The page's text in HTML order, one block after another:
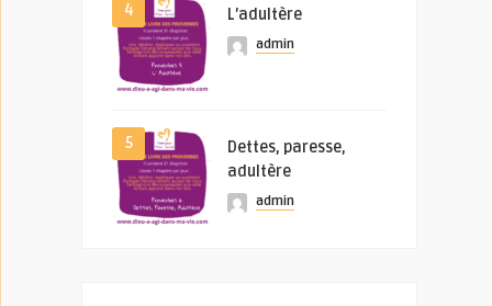
4 L’adultère
admin
5
Dettes, paresse,
adultère
admin